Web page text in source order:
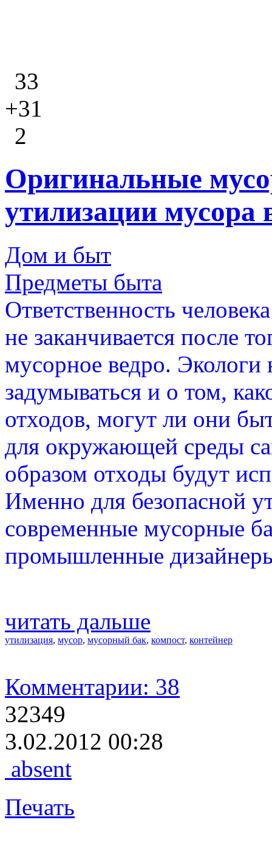
33
+31
2
Оригинальные
утилизации мусора
Дом и быт
Предметы быта
Ответственность
не заканчивается после
мусорное ведро. Экологи
задумываться и о том,
отходов, могут ли они
для окружающей среды
образом отходы будут
Именно для безопасной
современные мусорные
промышленные
читать дальше
утилизация, мусор, мусорный бак, компост, контейнер
Комментарии: 38
32349
3.02.2012 00:28
absent
Печать